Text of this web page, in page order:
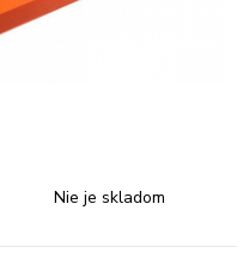
Nie je skladom